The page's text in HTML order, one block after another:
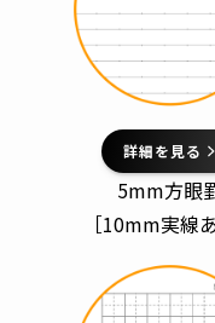
詳細を見る
5mm方眼
［10mm実線